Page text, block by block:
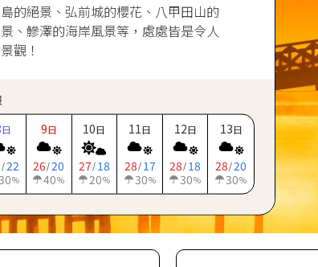
的絕景、弘前城的櫻花、八甲田山的
、鰺澤的海岸風景等，處處皆是令人
觀！
日
/22
%
9日
26 /20
40%
10日
27 / 18
20%
11日
28 / 17
30%
12日
28 / 18
30%
13日
28 /20
30%